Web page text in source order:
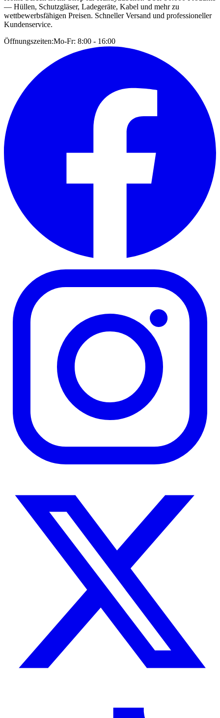
— Hüllen, Schutzgläser, Ladegeräte, Kabel und mehr zu
wettbewerbsfähigen Preisen. Schneller Versand und professioneller
Kundenservice.
Öffnungszeiten:Mo-Fr: 8:00 - 16:00